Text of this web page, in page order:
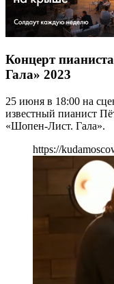
Концерт
Гала» 2023
25 июня в 18:00 на
известный пианист
«Шопен-Лист. Гала».
https://